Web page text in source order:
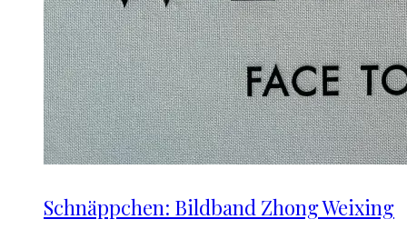
Schnäppchen: Bildband Zhong Weixing